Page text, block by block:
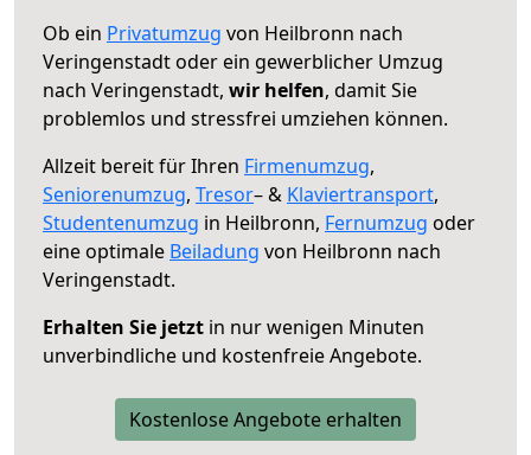
Ob ein Privatumzug von Heilbronn nach
Veringenstadt oder ein gewerblicher Umzug
nach Veringenstadt, wir helfen, damit Sie
problemlos und stressfrei umziehen können.
Allzeit bereit für Ihren Firmenumzug,
Seniorenumzug, Tresor– & Klaviertransport,
Studentenumzug in Heilbronn, Fernumzug oder
eine optimale Beiladung von Heilbronn nach
Veringenstadt.
Erhalten Sie jetzt in nur wenigen Minuten
unverbindliche und kostenfreie Angebote.
Kostenlose Angebote erhalten